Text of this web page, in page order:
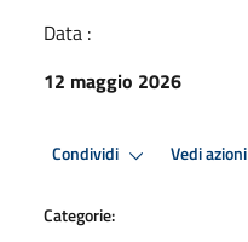
Data :
12 maggio 2026
Condividi Vedi azioni
Categorie: